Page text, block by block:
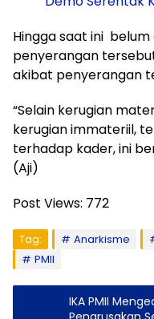
Hingga saat ini
penyerangan
akibat penyerangan
“Selain kerugian
kerugian immateriil,
terhadap kader, ini
(Aji)
Post Views: 772
Tag: Anarkisme
PMII
IKA PMII